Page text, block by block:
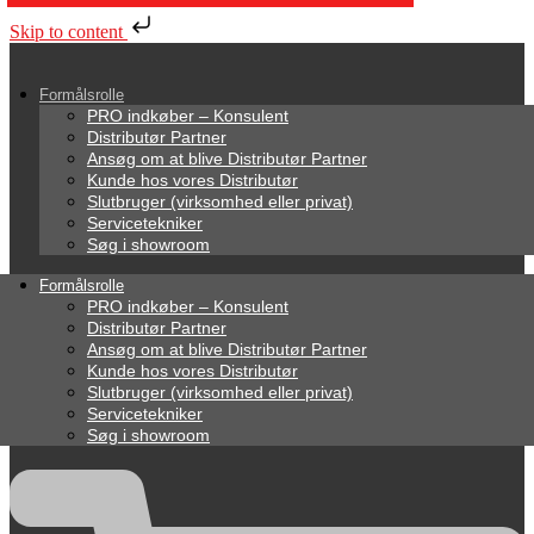
Skip to content
Formålsrolle
PRO indkøber – Konsulent
Distributør Partner
Ansøg om at blive Distributør Partner
Kunde hos vores Distributør
Slutbruger (virksomhed eller privat)
Servicetekniker
Søg i showroom
Formålsrolle
PRO indkøber – Konsulent
Distributør Partner
Ansøg om at blive Distributør Partner
Kunde hos vores Distributør
Slutbruger (virksomhed eller privat)
Servicetekniker
Søg i showroom